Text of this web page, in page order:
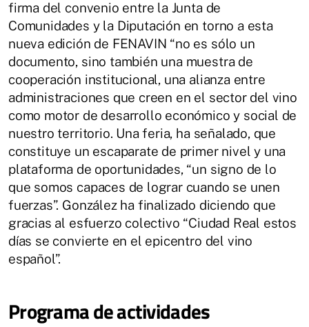
firma del convenio entre la Junta de
Comunidades y la Diputación en torno a esta
nueva edición de FENAVIN “no es sólo un
documento, sino también una muestra de
cooperación institucional, una alianza entre
administraciones que creen en el sector del vino
como motor de desarrollo económico y social de
nuestro territorio. Una feria, ha señalado, que
constituye un escaparate de primer nivel y una
plataforma de oportunidades, “un signo de lo
que somos capaces de lograr cuando se unen
fuerzas”. González ha finalizado diciendo que
gracias al esfuerzo colectivo “Ciudad Real estos
días se convierte en el epicentro del vino
español”.
Programa de actividades